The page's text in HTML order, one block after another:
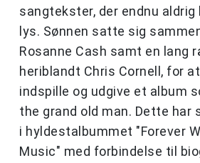
sangtekster, der endnu
lys. Sønnen satte sig
Rosanne Cash samt en lang
heriblandt Chris Cornell, for
indspille og udgive et album
the grand old man. Dette har
i hyldestalbummet "Forever
Music" med forbindelse til